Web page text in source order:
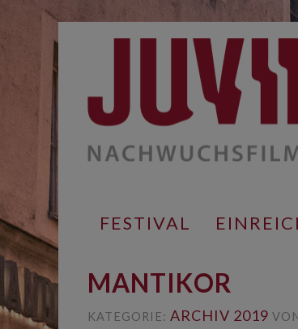
Inhalt
FESTIVAL
MANTIKOR
KATEGORIE: ARCHIV 2019